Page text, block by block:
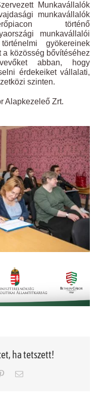
Munkavállalók
munkavállalók
történő
munkavállalói
gyökereinek
közösség bővítéséhez
abban, hogy
érdekeiket vállalati,
szinten.
Alapkezeleő Zrt.
ha tetszett!
PinterestEmail